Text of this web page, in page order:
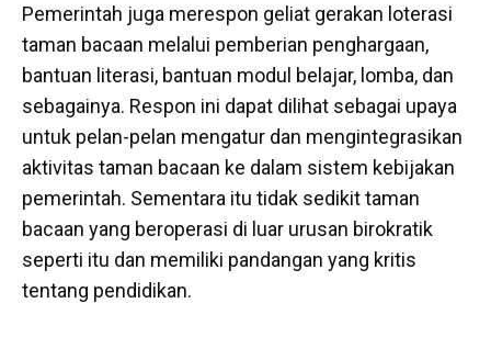
Pemerintah juga merespon geliat gerakan loterasi
taman bacaan melalui pemberian penghargaan,
bantuan literasi, bantuan modul belajar, lomba, dan
sebagainya. Respon ini dapat dilihat sebagai upaya
untuk pelan-pelan mengatur dan mengintegrasikan
aktivitas taman bacaan ke dalam sistem kebijakan
pemerintah. Sementara itu tidak sedikit taman
bacaan yang beroperasi di luar urusan birokratik
seperti itu dan memiliki pandangan yang kritis
tentang pendidikan.